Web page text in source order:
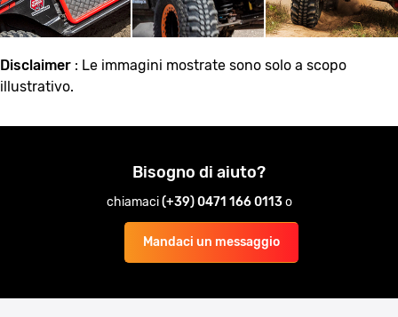
Disclaimer : Le immagini mostrate sono solo a scopo
illustrativo.
Bisogno di aiuto?
chiamaci(+39) 0471 166 0113o
Mandaci un messaggio